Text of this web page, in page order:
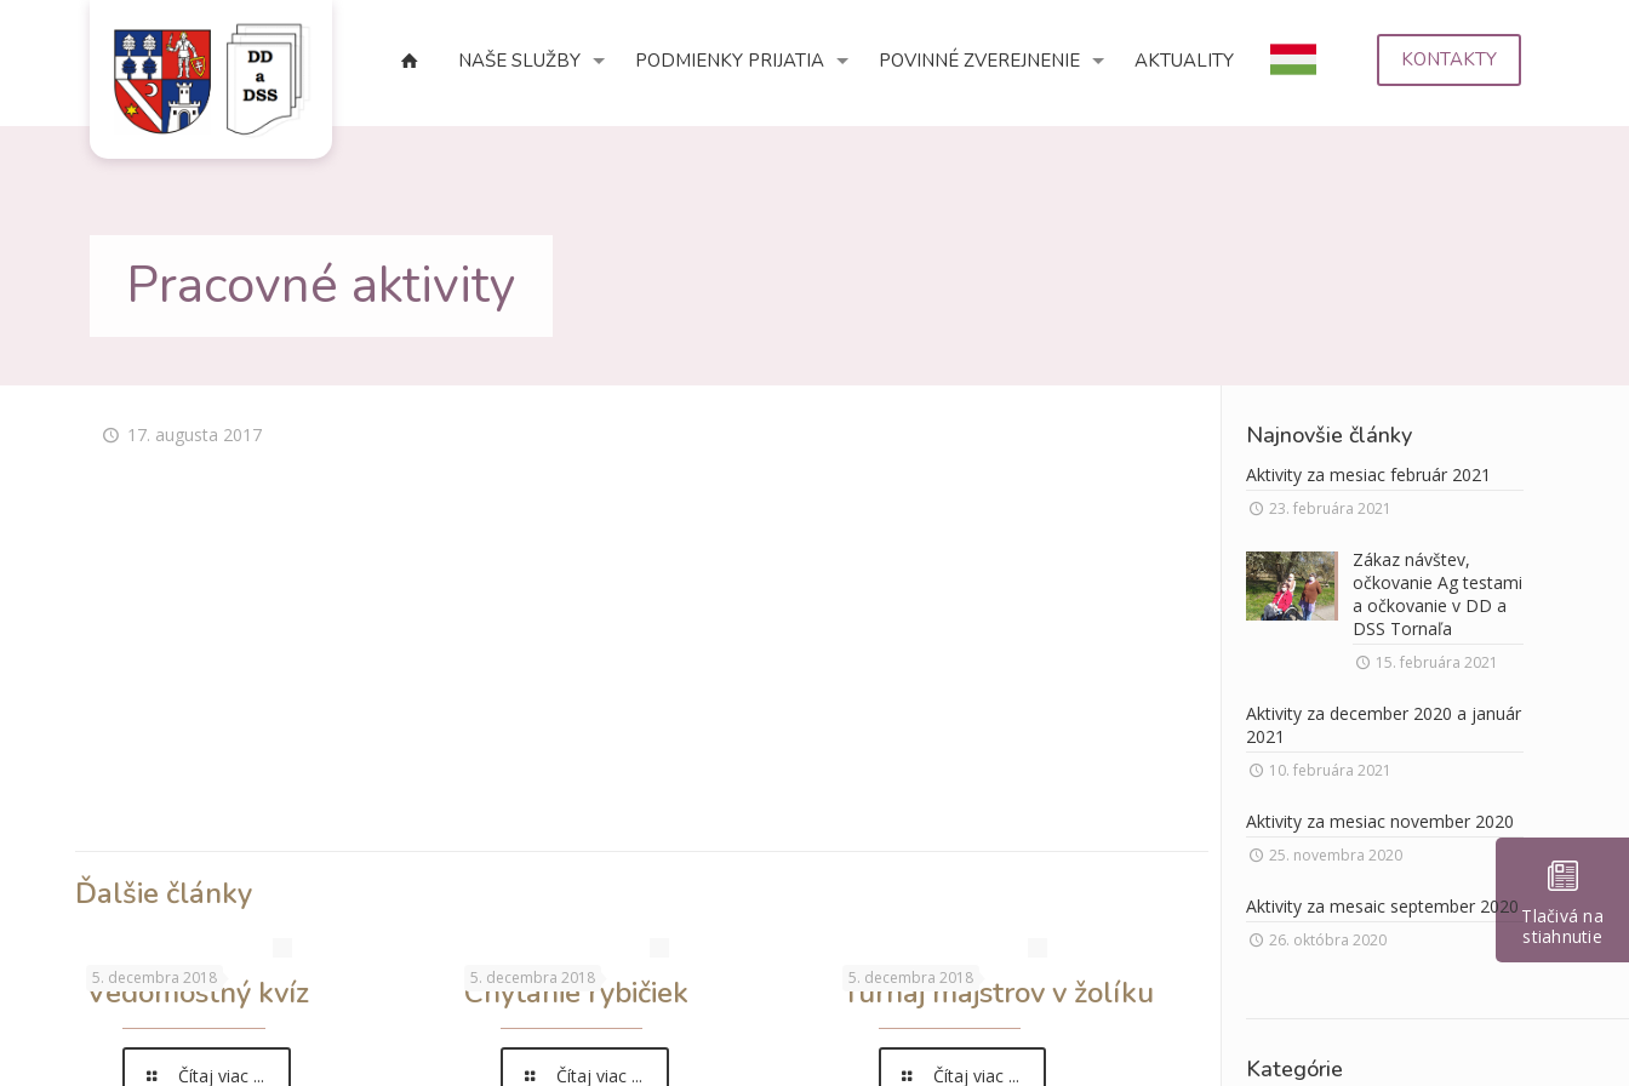
NAŠE SLUŽBY PODMIENKY PRIJATIA POVINNÉ ZVEREJNENIE AKTUALITY KONTAKTY
Pracovné aktivity
17. augusta 2017
Ďalšie články
5. decembra 2018
Vedomostný kvíz
Čítaj viac ...
5. decembra 2018
Chytanie rybičiek
Čítaj viac ...
5. decembra 2018
Turnaj majstrov v žolíku
Čítaj viac ...
Najnovšie články
Aktivity za mesiac február 2021
23. februára 2021
Zákaz návštev,
očkovanie Ag testami
a očkovanie v DD a
DSS Tornaľa
15. februára 2021
Aktivity za december 2020 a január
2021
10. februára 2021
Aktivity za mesiac november 2020
25. novembra 2020
Aktivity za mesaic september 2020
26. októbra 2020
Kategórie
Tlačivá na
stiahnutie